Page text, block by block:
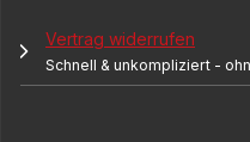
Vertrag widerrufen
Schnell & unkompliziert -